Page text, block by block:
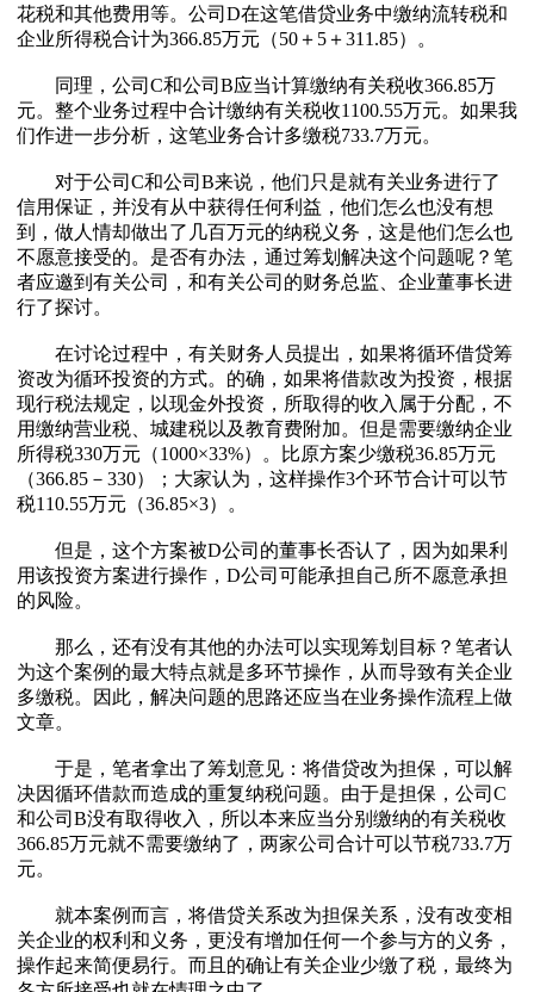
花税和其他费用等。公司D在这笔借贷业务中缴纳流转税和
企业所得税合计为366.85万元（50＋5＋311.85）。
同理，公司C和公司B应当计算缴纳有关税收366.85万
元。整个业务过程中合计缴纳有关税收1100.55万元。如果我
们作进一步分析，这笔业务合计多缴税733.7万元。
对于公司C和公司B来说，他们只是就有关业务进行了
信用保证，并没有从中获得任何利益，他们怎么也没有想
到，做人情却做出了几百万元的纳税义务，这是他们怎么也
不愿意接受的。是否有办法，通过筹划解决这个问题呢？笔
者应邀到有关公司，和有关公司的财务总监、企业董事长进
行了探讨。
在讨论过程中，有关财务人员提出，如果将循环借贷筹
资改为循环投资的方式。的确，如果将借款改为投资，根据
现行税法规定，以现金外投资，所取得的收入属于分配，不
用缴纳营业税、城建税以及教育费附加。但是需要缴纳企业
所得税330万元（1000×33%）。比原方案少缴税36.85万元
（366.85－330）；大家认为，这样操作3个环节合计可以节
税110.55万元（36.85×3）。
但是，这个方案被D公司的董事长否认了，因为如果利
用该投资方案进行操作，D公司可能承担自己所不愿意承担
的风险。
那么，还有没有其他的办法可以实现筹划目标？笔者认
为这个案例的最大特点就是多环节操作，从而导致有关企业
多缴税。因此，解决问题的思路还应当在业务操作流程上做
文章。
于是，笔者拿出了筹划意见：将借贷改为担保，可以解
决因循环借款而造成的重复纳税问题。由于是担保，公司C
和公司B没有取得收入，所以本来应当分别缴纳的有关税收
366.85万元就不需要缴纳了，两家公司合计可以节税733.7万
元。
就本案例而言，将借贷关系改为担保关系，没有改变相
关企业的权利和义务，更没有增加任何一个参与方的义务，
操作起来简便易行。而且的确让有关企业少缴了税，最终为